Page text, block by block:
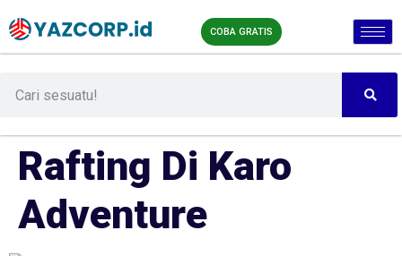
COBA GRATIS
Rafting Di Karo
Adventure